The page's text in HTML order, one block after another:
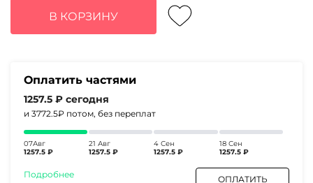
составляла
6700₽.
5030₽.В КОРЗИНУ
Оплатить частями
1257.5 ₽ сегодня
и 3772.5₽ потом, без переплат
07Авг
1257.5 ₽
21 Авг
1257.5 ₽
4 Сен
1257.5 ₽
18 Сен
1257.5 ₽
Подробнее ОПЛАТИТЬ